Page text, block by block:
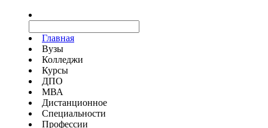
Главная
Вузы
Колледжи
Курсы
ДПО
МВА
Дистанционное
Специальности
Профессии